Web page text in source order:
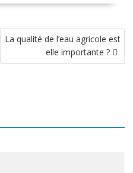
La qualité de l’eau agricole est
elle importante ?